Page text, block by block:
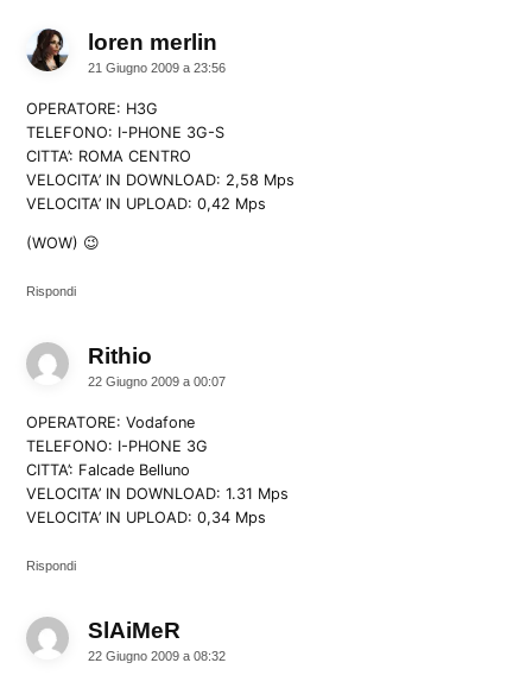
loren merlin
21 Giugno 2009 a 23:56
OPERATORE: H3G
TELEFONO: I-PHONE 3G-S
CITTA’: ROMA CENTRO
VELOCITA’ IN DOWNLOAD: 2,58 Mps
VELOCITA’ IN UPLOAD: 0,42 Mps
(WOW) 😉
Rispondi
Rithio
22 Giugno 2009 a 00:07
OPERATORE: Vodafone
TELEFONO: I-PHONE 3G
CITTA’: Falcade Belluno
VELOCITA’ IN DOWNLOAD: 1.31 Mps
VELOCITA’ IN UPLOAD: 0,34 Mps
Rispondi
SlAiMeR
22 Giugno 2009 a 08:32